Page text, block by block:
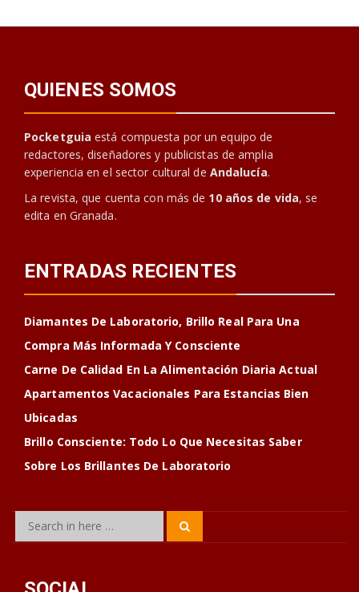
QUIENES SOMOS
Pocketguia está compuesta por un equipo de
redactores, diseñadores y publicistas de amplia
experiencia en el sector cultural de Andalucía.
La revista, que cuenta con más de 10 años de vida, se
edita en Granada.
ENTRADAS RECIENTES
Diamantes De Laboratorio, Brillo Real Para Una
Compra Más Informada Y Consciente
Carne De Calidad En La Alimentación Diaria Actual
Apartamentos Vacacionales Para Estancias Bien
Ubicadas
Brillo Consciente: Todo Lo Que Necesitas Saber
Sobre Los Brillantes De Laboratorio
Search